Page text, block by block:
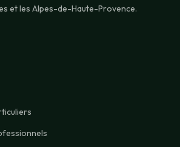
et les Alpes-de-Haute-Provence.